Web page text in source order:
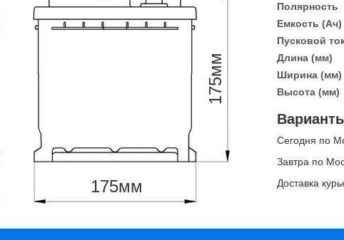
175мм
175
мм
Полярность
Емкость (Ач)
Пусковой
Длина (мм)
Ширина (мм)
Высота (мм)
Сегодня по
Завтра по
Доставка